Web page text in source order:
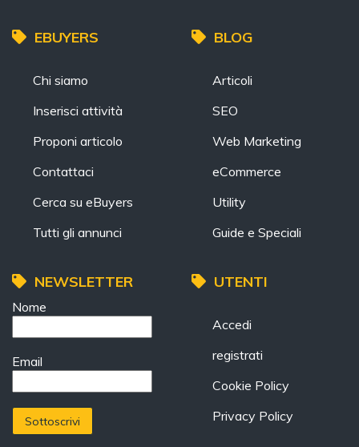
EBUYERS
Chi siamo
Inserisci attività
Proponi articolo
Contattaci
Cerca su eBuyers
Tutti gli annunci
BLOG
Articoli
SEO
Web Marketing
eCommerce
Utility
Guide e Speciali
NEWSLETTER
Nome
Email
UTENTI
Accedi
registrati
Cookie Policy
Privacy Policy